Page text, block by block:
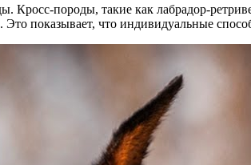
Кросс-породы, такие как лабрадор-
показывает, что индивидуальные